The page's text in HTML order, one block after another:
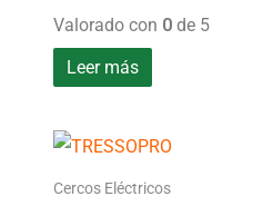
Valorado con 0de 5
Leer más
Cercos Eléctricos